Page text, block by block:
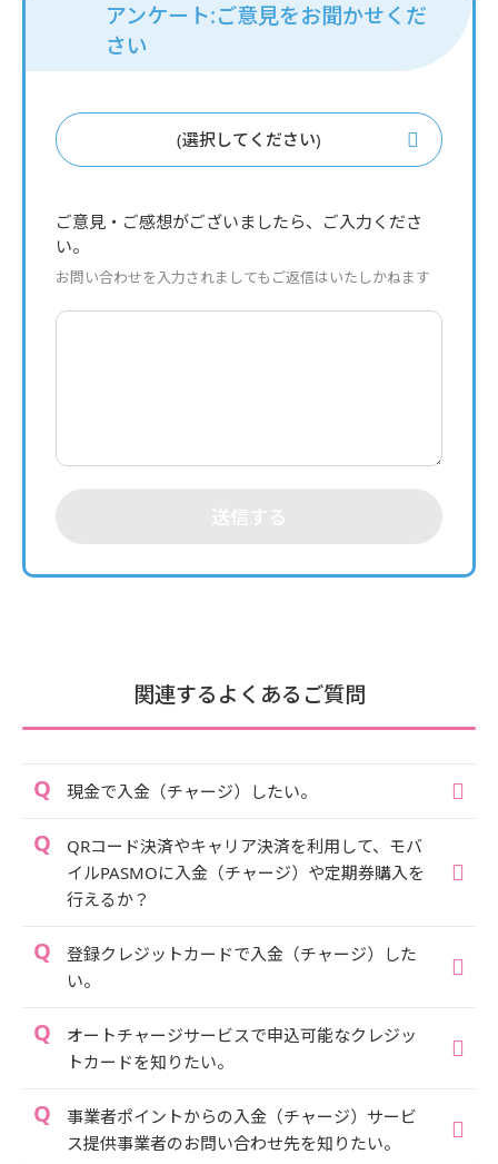
アンケート:ご意見をお聞かせくだ
さい
(選択してください)
ご意見・ご感想がございましたら、ご入力くださ
い。
お問い合わせを入力されましてもご返信はいたしかねます
送信する
関連するよくあるご質問
現金で入金（チャージ）したい。
QRコード決済やキャリア決済を利用して、モバ
イルPASMOに入金（チャージ）や定期券購入を
行えるか？
登録クレジットカードで入金（チャージ）した
い。
オートチャージサービスで申込可能なクレジッ
トカードを知りたい。
事業者ポイントからの入金（チャージ）サービ
ス提供事業者のお問い合わせ先を知りたい。